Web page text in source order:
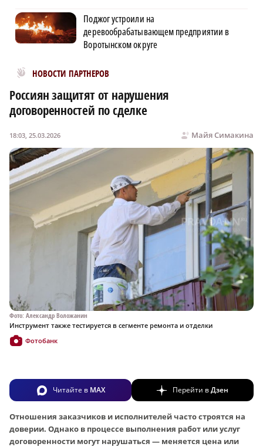
Поджог устроили на
деревообрабатывающем предприятии в
Воротынском округе
НОВОСТИ ПАРТНЕРОВ
Новости МирТесен
Россиян защитят от нарушения
договоренностей по сделке
Майя Симакина
18:03, 25.03.2026
Фото: Александр Воложанин
Инструмент также тестируется в сегменте ремонта и отделки
Фотобанк
Читайте в MAX Перейти вДзен
Отношения заказчиков и исполнителей часто строятся на
доверии. Однако в процессе выполнения работ или услуг
договоренности могут нарушаться — меняется цена или